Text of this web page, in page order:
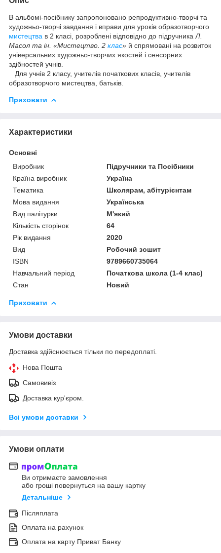
В альбомі-посібнику запропоновано репродуктивно-творчі та
художньо-творчі завдання і вправи для уроків образотворчого
мистецтва в 2 класі, розроблені відповідно до підручника Л.
Масол та ін. «Мистецтво. 2 клас» й спрямовані на розвиток
універсальних художньо-творчих якостей і сенсорних
здібностей учнів.
Для учнів 2 класу, учителів початкових класів, учителів
образотворчого мистецтва, батьків.
Приховати
Характеристики
Основні
Виробник
Підручники та Посібники
Країна виробник
Україна
Тематика
Школярам, абітурієнтам
Мова видання
Українська
Вид палітурки
М'який
Кількість сторінок
64
Рік видання
2020
Вид
Робочий зошит
ISBN
9789660735064
Навчальний період
Початкова школа (1-4 клас)
Стан
Новий
Приховати
Умови доставки
Доставка здійснюється тільки по передоплаті.
Нова Пошта
Самовивіз
Доставка кур'єром.
Всі умови доставки
Умови оплати
Ви отримаєте замовлення
або гроші повернуться на вашу картку
Детальніше
Післяплата
Оплата на рахунок
Оплата на карту Приват Банку